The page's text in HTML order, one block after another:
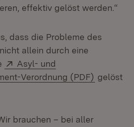
effektiv gelöst werden.“
dass die Probleme des
allein durch eine
Extern:
Asyl- und
Verordnung (PDF) (Öffnet
gelöst
brauchen – bei aller